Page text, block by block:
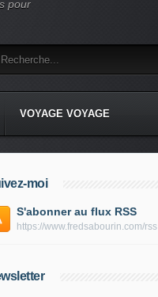
pour
VOYAGE VOYAGE
moi
S'abonner au flux RSS
https://www.fredsabourin.com/rss